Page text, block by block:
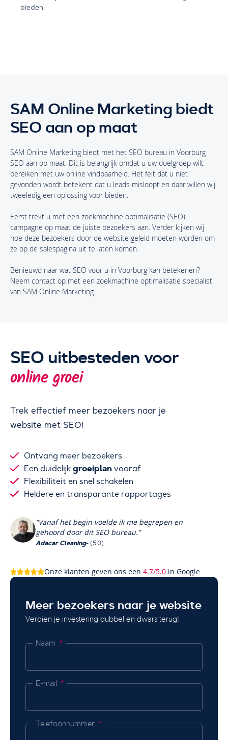
bieden.
SAM Online Marketing biedt
SEO aan op maat
SAM Online Marketing biedt met het SEO bureau in Voorburg
SEO aan op maat. Dit is belangrijk omdat u uw doelgroep wilt
bereiken met uw online vindbaarheid. Het feit dat u niet
gevonden wordt betekent dat u leads misloopt en daar willen wij
tweeledig een oplossing voor bieden.
Eerst trekt u met een zoekmachine optimalisatie (SEO)
campagne op maat de juiste bezoekers aan. Verder kijken wij
hoe deze bezoekers door de website geleid moeten worden om
ze op de salespagina uit te laten komen.
Benieuwd naar wat SEO voor u in Voorburg kan betekenen?
Neem contact op met een zoekmachine optimalisatie specialist
van SAM Online Marketing.
SEO uitbesteden voor
online groei
Trek effectief meer bezoekers naar je
website met SEO!
Ontvang meer bezoekers
Een duidelijkgroeiplan vooraf
Flexibiliteit en snel schakelen
Heldere en transparante rapportages
“Vanaf het begin voelde ik me begrepen en
gehoord door dit SEO bureau.”
Adacar Cleaning- (5.0)
Onze klanten geven ons een 4.7/5.0in Google
Meer bezoekers naar je website
Verdien je investering dubbel en dwars terug!
Naam
E-mail
Telefoonnummer